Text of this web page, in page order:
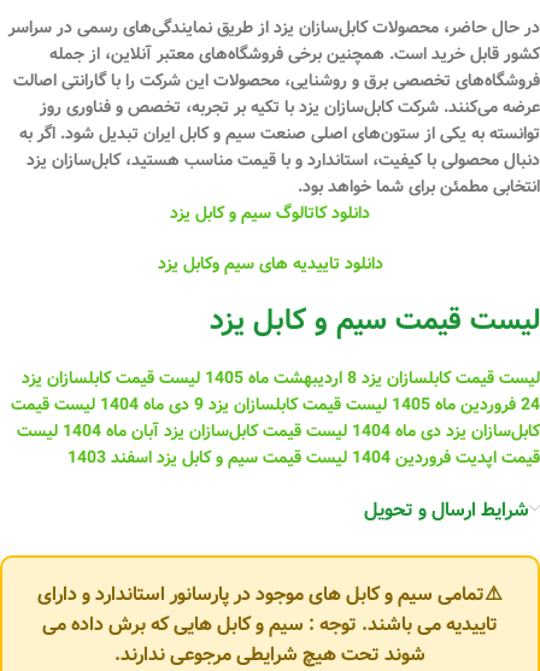
در حال حاضر، محصولات کابل‌سازان یزد از طریق نمایندگی‌های رسمی در سراسر
کشور قابل خرید است. همچنین برخی فروشگاه‌های معتبر آنلاین، از جمله
فروشگاه‌های تخصصی برق و روشنایی، محصولات این شرکت را با گارانتی اصالت
عرضه می‌کنند. شرکت کابل‌سازان یزد با تکیه بر تجربه، تخصص و فناوری روز
توانسته به یکی از ستون‌های اصلی صنعت سیم و کابل ایران تبدیل شود. اگر به
دنبال محصولی با کیفیت، استاندارد و با قیمت مناسب هستید،کابل‌سازان یزد
انتخابی مطمئنبرای شما خواهد بود.
دانلود کاتالوگ سیم و کابل یزد
دانلود تاییدیه های سیم وکابل یزد
لیست قیمت سیم و کابل یزد
لیست قیمت کابلسازان یزد 8 اردیبهشت ماه 1405
لیست قیمت کابلسازان یزد
24 فروردین ماه 1405
لیست قیمت کابلسازان یزد 9 دی ماه 1404
لیست قیمت
کابل‌سازان یزد دی ماه 1404
لیست قیمت کابل‌سازان یزد آبان ماه 1404
لیست
قیمت اپدیت فروردین 1404
لیست قیمت سیم و کابل یزد اسفند 1403
شرایط ارسال و تحویل
⚠️تمامی سیم و کابل های موجود در پارسانور استاندارد و دارای
تاییدیه می باشند. توجه : سیم و کابل هایی که برش داده می
شوند تحت هیچ شرایطی مرجوعی ندارند.